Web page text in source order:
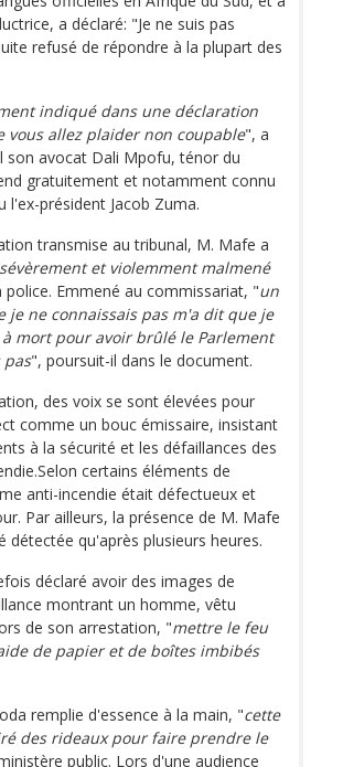
a déclaré: "Je ne suis pas
refusé de répondre à la plupart des
indiqué dans une déclaration
vous allez plaider non coupable", a
son avocat Dali Mpofu, ténor du
gratuitement et notamment connu
l'ex-président Jacob Zuma.
transmise au tribunal, M. Mafe a
et violemment malmené
police. Emmené au commissariat, "un
je ne connaissais pas m'a dit que je
mort pour avoir brûlé le Parlement
pas", poursuit-il dans le document.
des voix se sont élevées pour
comme un bouc émissaire, insistant
à la sécurité et les défaillances des
certains éléments de
anti-incendie était défectueux et
Par ailleurs, la présence de M. Mafe
détectée qu'après plusieurs heures.
déclaré avoir des images de
montrant un homme, vêtu
de son arrestation, "mettre le feu
de papier et de boîtes imbibés
remplie d'essence à la main, "cette
des rideaux pour faire prendre le
public. Lors d'une audience